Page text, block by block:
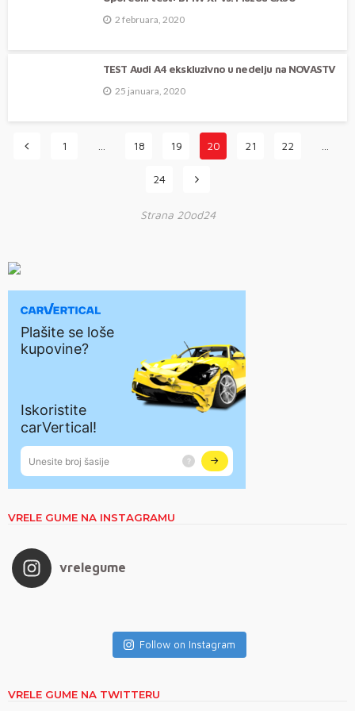
2 februara, 2020
TEST Audi A4 ekskluzivno u nedelju na NOVASTV
25 januara, 2020
1 18 19 20 21 22
24
Strana 20od24
VRELE GUME NA INSTAGRAMU
vrelegume
Follow on Instagram
VRELE GUME NA TWITTERU